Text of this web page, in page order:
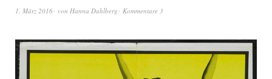
1. März 2016 von Hanna Dahlberg Kommentare 3